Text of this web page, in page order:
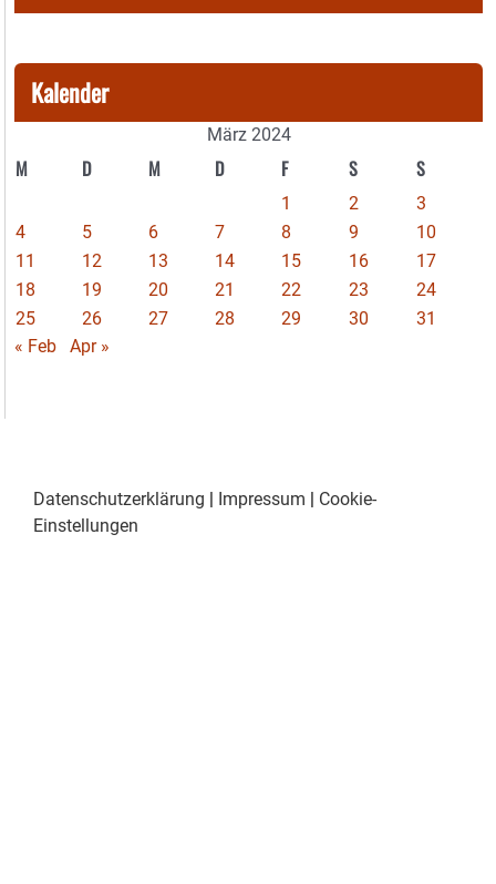
Kalender
März 2024
M D M D F S S
1 2
3
4
5 6 7 8 9
10
11
12 13 14 15 16
17
18
19 20 21 22 23
24
25
26 27 28 29 30
31
« Feb
Apr »
Datenschutzerklärung | Impressum | Cookie-
Einstellungen